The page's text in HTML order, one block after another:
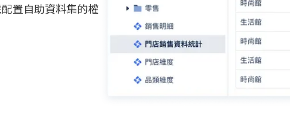
置自助資料集的權